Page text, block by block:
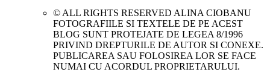
© ALL RIGHTS RESERVED ALINA CIOBANU
FOTOGRAFIILE SI TEXTELE DE PE ACEST
BLOG SUNT PROTEJATE DE LEGEA 8/1996
PRIVIND DREPTURILE DE AUTOR SI CONEXE.
PUBLICAREA SAU FOLOSIREA LOR SE FACE
NUMAI CU ACORDUL PROPRIETARULUI.